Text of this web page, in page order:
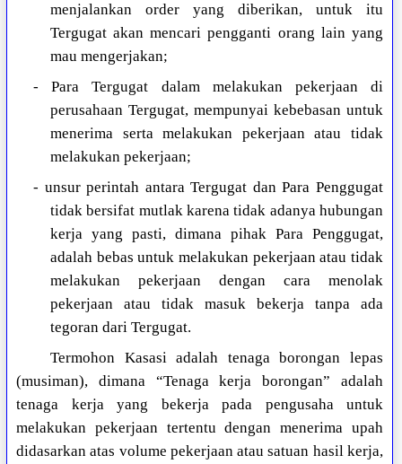
menjalankan order yang diberikan, untuk itu
Tergugat akan mencari pengganti orang lain yang
mau mengerjakan;
- Para Tergugat dalam melakukan pekerjaan di
perusahaan Tergugat, mempunyai kebebasan untuk
menerima serta melakukan pekerjaan atau tidak
melakukan pekerjaan;
- unsur perintah antara Tergugat dan Para Penggugat
tidak bersifat mutlak karena tidak adanya hubungan
kerja yang pasti, dimana pihak Para Penggugat,
adalah bebas untuk melakukan pekerjaan atau tidak
melakukan pekerjaan dengan cara menolak
pekerjaan atau tidak masuk bekerja tanpa ada
tegoran dari Tergugat.
Termohon Kasasi adalah tenaga borongan lepas
(musiman), dimana “Tenaga kerja borongan” adalah
tenaga kerja yang bekerja pada pengusaha untuk
melakukan pekerjaan tertentu dengan menerima upah
didasarkan atas volume pekerjaan atau satuan hasil kerja,